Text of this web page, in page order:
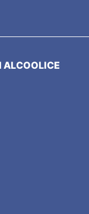
ALCOOLICE